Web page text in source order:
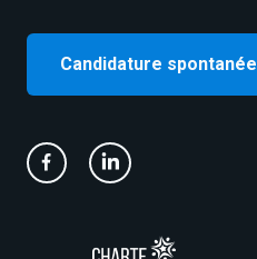
Candidature spontanée